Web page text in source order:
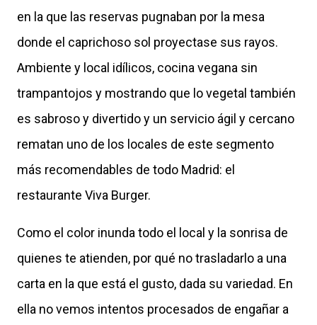
en la que las reservas pugnaban por la mesa
donde el caprichoso sol proyectase sus rayos.
Ambiente y local idílicos, cocina vegana sin
trampantojos y mostrando que lo vegetal también
es sabroso y divertido y un servicio ágil y cercano
rematan uno de los locales de este segmento
más recomendables de todo Madrid: el
restaurante Viva Burger.
Como el color inunda todo el local y la sonrisa de
quienes te atienden, por qué no trasladarlo a una
carta en la que está el gusto, dada su variedad. En
ella no vemos intentos procesados de engañar a